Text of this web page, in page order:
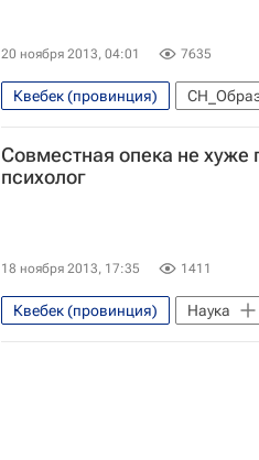
20 ноября 2013, 04:01 7635
Квебек (провинция)
Рейтинг студенческих городов
Бостон
Мельбурн
Цюрих (кантон)
Бавария
Центральный ФО
Совместная опека не хуже
психолог
18 ноября 2013, 17:35 1411
Квебек (провинция) Наука
Америка
Канада